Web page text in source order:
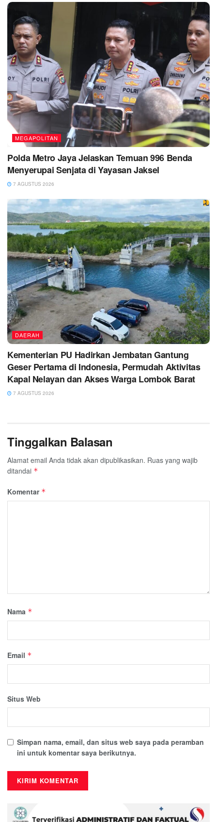
MEGAPOLITAN
Polda Metro Jaya Jelaskan Temuan 996 Benda
Menyerupai Senjata di Yayasan Jaksel
7 AGUSTUS 2026
DAERAH
Kementerian PU Hadirkan Jembatan Gantung
Geser Pertama di Indonesia, Permudah Aktivitas
Kapal Nelayan dan Akses Warga Lombok Barat
7 AGUSTUS 2026
Tinggalkan Balasan
Alamat email Anda tidak akan dipublikasikan. Ruas yang wajib
ditandai *
Komentar *
Nama *
Email *
Situs Web
Simpan nama, email, dan situs web saya pada peramban
ini untuk komentar saya berikutnya.